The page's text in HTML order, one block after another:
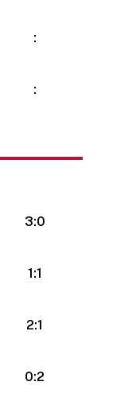
:
:
3:0
1:1
2:1
0:2